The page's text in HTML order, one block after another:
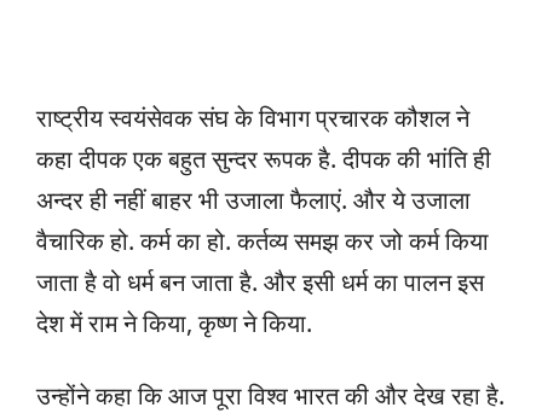
राष्ट्रीय स्वयंसेवक संघ के विभाग प्रचारक कौशल ने
कहा दीपक एक बहुत सुन्दर रूपक है. दीपक की भांति ही
अन्दर ही नहीं बाहर भी उजाला फैलाएं. और ये उजाला
वैचारिक हो. कर्म का हो. कर्तव्य समझ कर जो कर्म किया
जाता है वो धर्म बन जाता है. और इसी धर्म का पालन इस
देश में राम ने किया, कृष्ण ने किया.
उन्होंने कहा कि आज पूरा विश्व भारत की और देख रहा है.